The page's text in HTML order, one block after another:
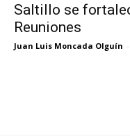
Saltillo se
Reuniones
Juan Luis Moncada Olguín -